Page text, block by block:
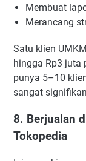
Membuat
Merancang
Satu klien
hingga Rp3 juta
punya 5–10
sangat
8. Berjualan
Tokopedia